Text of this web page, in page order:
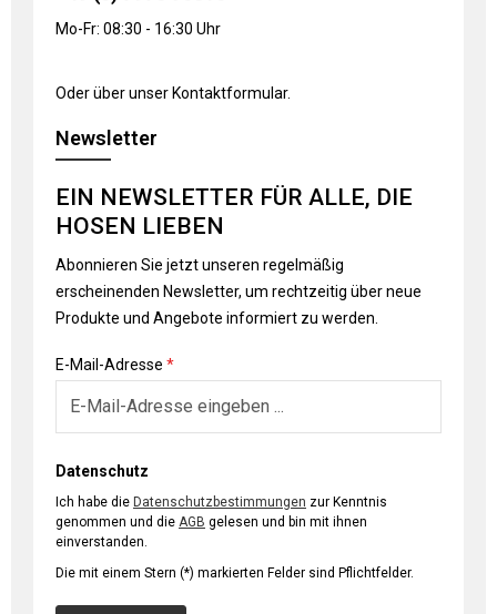
Mo-Fr: 08:30 - 16:30 Uhr
Oder über unser Kontaktformular.
Newsletter
EIN NEWSLETTER FÜR ALLE, DIE
HOSEN LIEBEN
Abonnieren Sie jetzt unseren regelmäßig
erscheinenden Newsletter, um rechtzeitig über neue
Produkte und Angebote informiert zu werden.
E-Mail-Adresse *
Datenschutz
Ich habe die Datenschutzbestimmungen
genommen und die AGB
einverstanden.
Die mit einem Stern (*) markierten Felder sind Pflichtfelder.